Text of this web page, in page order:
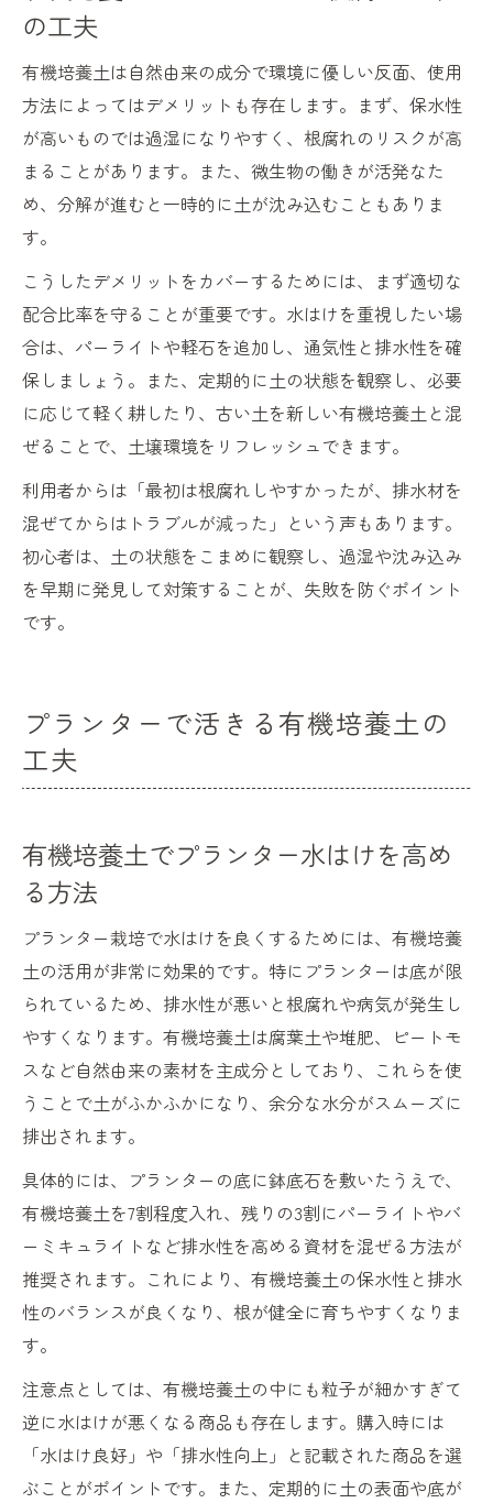
の工夫
有機培養土は自然由来の成分で環境に優しい反面、使用
方法によってはデメリットも存在します。まず、保水性
が高いものでは過湿になりやすく、根腐れのリスクが高
まることがあります。また、微生物の働きが活発なた
め、分解が進むと一時的に土が沈み込むこともありま
す。
こうしたデメリットをカバーするためには、まず適切な
配合比率を守ることが重要です。水はけを重視したい場
合は、パーライトや軽石を追加し、通気性と排水性を確
保しましょう。また、定期的に土の状態を観察し、必要
に応じて軽く耕したり、古い土を新しい有機培養土と混
ぜることで、土壌環境をリフレッシュできます。
利用者からは「最初は根腐れしやすかったが、排水材を
混ぜてからはトラブルが減った」という声もあります。
初心者は、土の状態をこまめに観察し、過湿や沈み込み
を早期に発見して対策することが、失敗を防ぐポイント
です。
プランターで活きる有機培養土の
工夫
有機培養土でプランター水はけを高め
る方法
プランター栽培で水はけを良くするためには、有機培養
土の活用が非常に効果的です。特にプランターは底が限
られているため、排水性が悪いと根腐れや病気が発生し
やすくなります。有機培養土は腐葉土や堆肥、ピートモ
スなど自然由来の素材を主成分としており、これらを使
うことで土がふかふかになり、余分な水分がスムーズに
排出されます。
具体的には、プランターの底に鉢底石を敷いたうえで、
有機培養土を7割程度入れ、残りの3割にパーライトやバ
ーミキュライトなど排水性を高める資材を混ぜる方法が
推奨されます。これにより、有機培養土の保水性と排水
性のバランスが良くなり、根が健全に育ちやすくなりま
す。
注意点としては、有機培養土の中にも粒子が細かすぎて
逆に水はけが悪くなる商品も存在します。購入時には
「水はけ良好」や「排水性向上」と記載された商品を選
ぶことがポイントです。また、定期的に土の表面や底が